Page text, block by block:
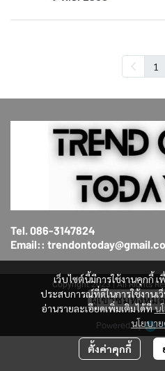
1
เว็บไซต์นี้มีการใช้งานคุกกี้
ประสบการณ์ที่ดีในการใช้งานเ
อ่านรายละเอียดเพิ่มเติมได้ที่น
นโยบา
ตั้งค่าคุกกี้
Tel. 086-3147824
Email::
Copyright 2023 | All Rights
ผู้เข้าชมทั้งหม
Powered By